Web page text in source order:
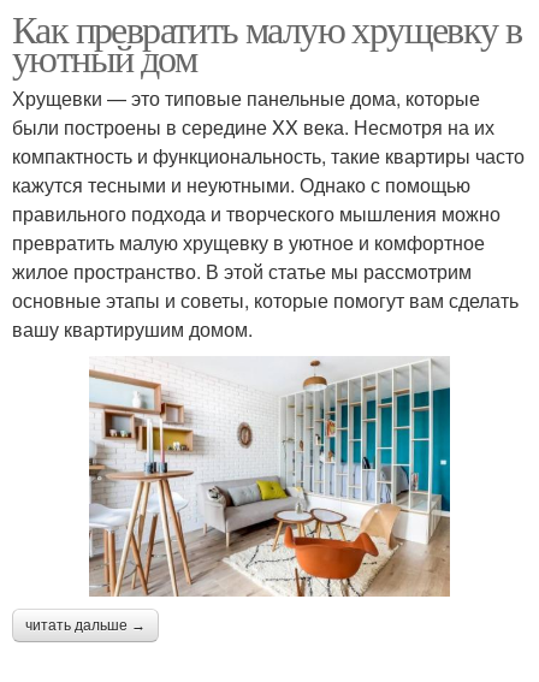
Как превратить малую хрущевку в
уютный дом
Хрущевки — это типовые панельные дома, которые
были построены в середине XX века. Несмотря на их
компактность и функциональность, такие квартиры часто
кажутся тесными и неуютными. Однако с помощью
правильного подхода и творческого мышления можно
превратить малую хрущевку в уютное и комфортное
жилое пространство. В этой статье мы рассмотрим
основные этапы и советы, которые помогут вам сделать
вашу квартирушим домом.
читать дальше →